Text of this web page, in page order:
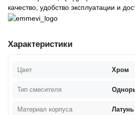
качество, удобство эксплуатации и
Характеристики
Цвет Хром
Тип смесителя
Материал корпуса Латунь